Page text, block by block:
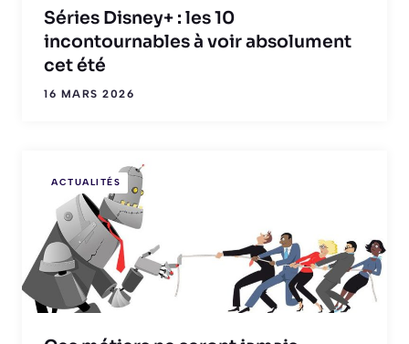
Séries Disney+ : les 10
incontournables à voir absolument
cet été
16 MARS 2026
ACTUALITÉS